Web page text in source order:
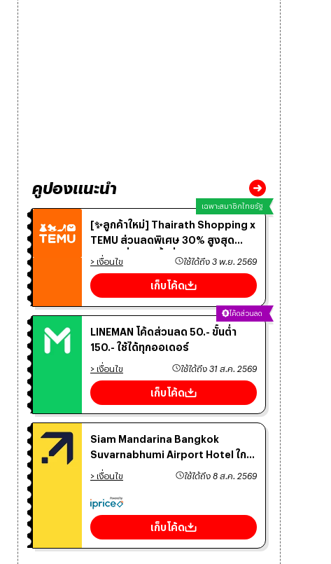
คูปองแนะนำ
เฉพาะสมาชิกไทยรัฐ
[✨ลูกค้าใหม่] Thairath Shopping x
TEMU ส่วนลดพิเศษ 30% สูงสุด
300.- เมื่อช้อปขั้นต่ำ 300.-
> เงื่อนไข ใช้ได้ถึง 3 พ.ย. 2569
เก็บโค้ด
โค้ดส่วนลด
LINEMAN โค้ดส่วนลด 50.- ขั้นต่ำ
150.- ใช้ได้ทุกออเดอร์
> เงื่อนไข ใช้ได้ถึง 31 ส.ค. 2569
เก็บโค้ด
Siam Mandarina Bangkok
Suvarnabhumi Airport Hotel ใกล้
สนามบิน ลด 30% ส่วนลด Expedia
> เงื่อนไข ใช้ได้ถึง 8 ส.ค. 2569
เก็บโค้ด